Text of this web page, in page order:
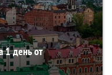
1 день от